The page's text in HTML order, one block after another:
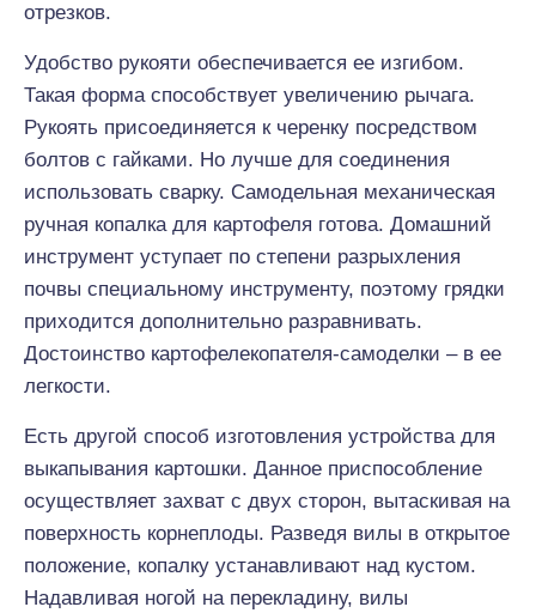
отрезков.
Удобство рукояти обеспечивается ее изгибом.
Такая форма способствует увеличению рычага.
Рукоять присоединяется к черенку посредством
болтов с гайками. Но лучше для соединения
использовать сварку. Самодельная механическая
ручная копалка для картофеля готова. Домашний
инструмент уступает по степени разрыхления
почвы специальному инструменту, поэтому грядки
приходится дополнительно разравнивать.
Достоинство картофелекопателя-самоделки – в ее
легкости.
Есть другой способ изготовления устройства для
выкапывания картошки. Данное приспособление
осуществляет захват с двух сторон, вытаскивая на
поверхность корнеплоды. Разведя вилы в открытое
положение, копалку устанавливают над кустом.
Надавливая ногой на перекладину, вилы